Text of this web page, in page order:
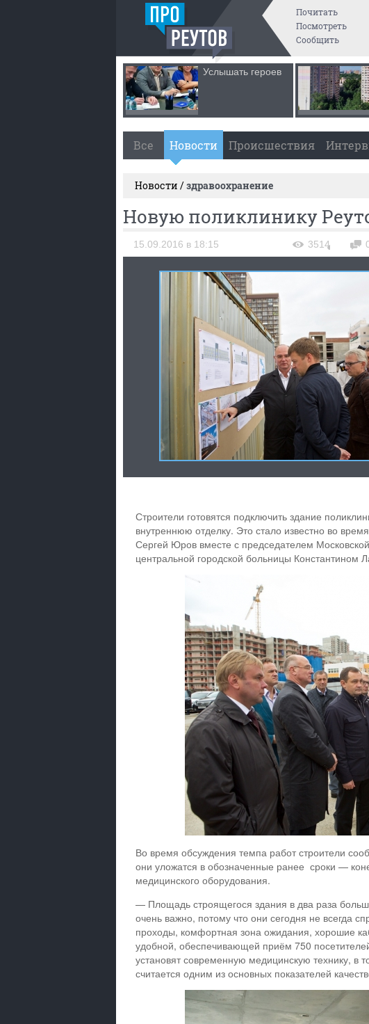
Почитать
Посмотреть
Сообщить
Услышать героев
Все Новости Происшествия
Новости /здравоохранение
Новую поликлинику
15.09.2016 в 18:15 3514
Строители готовятся подключить здание
внутреннюю отделку. Это стало известно во
Сергей Юров вместе с председателем
центральной городской больницы Константином
Во время обсуждения темпа работ строители
они уложатся в обозначенные ранее сроки —
медицинского оборудования.
— Площадь строящегося здания в два раза
очень важно, потому что они сегодня не всегда
проходы, комфортная зона ожидания, хорошие
удобной, обеспечивающей приём 750
установят современную медицинскую технику, в
считается одним из основных показателей